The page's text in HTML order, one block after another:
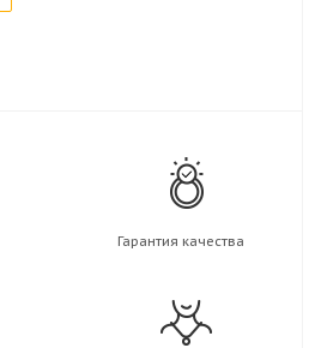
Гарантия качества